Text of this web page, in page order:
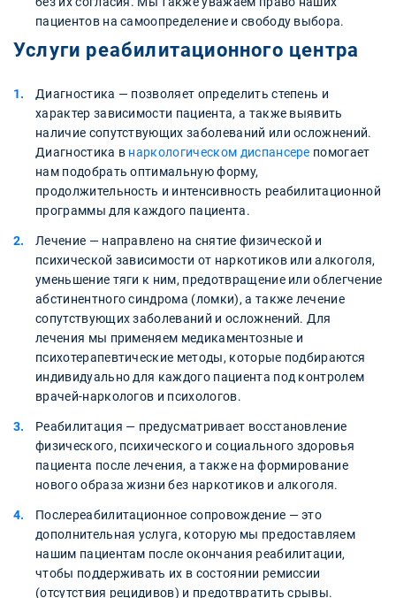
пациентов на самоопределение и свободу выбора.
Услуги реабилитационного центра
Диагностика — позволяет определить степень и
характер зависимости пациента, а также выявить
наличие сопутствующих заболеваний или осложнений.
Диагностика в наркологическом диспансере помогает
нам подобрать оптимальную форму,
продолжительность и интенсивность реабилитационной
программы для каждого пациента.
Лечение — направлено на снятие физической и
психической зависимости от наркотиков или алкоголя,
уменьшение тяги к ним, предотвращение или облегчение
абстинентного синдрома (ломки), а также лечение
сопутствующих заболеваний и осложнений. Для
лечения мы применяем медикаментозные и
психотерапевтические методы, которые подбираются
индивидуально для каждого пациента под контролем
врачей-наркологов и психологов.
Реабилитация — предусматривает восстановление
физического, психического и социального здоровья
пациента после лечения, а также на формирование
нового образа жизни без наркотиков и алкоголя.
Послереабилитационное сопровождение — это
дополнительная услуга, которую мы предоставляем
нашим пациентам после окончания реабилитации,
чтобы поддерживать их в состоянии ремиссии
(отсутствия рецидивов) и предотвратить срывы.